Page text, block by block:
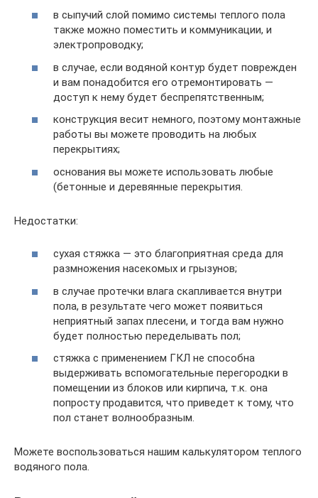
в сыпучий слой помимо системы теплого пола
также можно поместить и коммуникации, и
электропроводку;
в случае, если водяной контур будет поврежден
и вам понадобится его отремонтировать —
доступ к нему будет беспрепятственным;
конструкция весит немного, поэтому монтажные
работы вы можете проводить на любых
перекрытиях;
основания вы можете использовать любые
(бетонные и деревянные перекрытия.
Недостатки:
сухая стяжка — это благоприятная среда для
размножения насекомых и грызунов;
в случае протечки влага скапливается внутри
пола, в результате чего может появиться
неприятный запах плесени, и тогда вам нужно
будет полностью переделывать пол;
стяжка с применением ГКЛ не способна
выдерживать вспомогательные перегородки в
помещении из блоков или кирпича, т.к. она
попросту продавится, что приведет к тому, что
пол станет волнообразным.
Можете воспользоваться нашим калькулятором теплого
водяного пола.